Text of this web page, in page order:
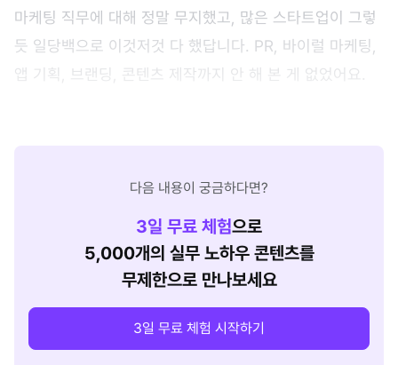
마케팅 직무에 대해 정말 무지했고, 많은 스타트업이 그렇
듯 일당백으로 이것저것 다 했답니다. PR, 바이럴 마케팅,
앱 기획, 브랜딩, 콘텐츠 제작까지 안 해 본 게 없었어요.
다음 내용이 궁금하다면?
3일 무료 체험으로
5,000개의 실무 노하우 콘텐츠를
무제한으로 만나보세요
3일 무료 체험 시작하기